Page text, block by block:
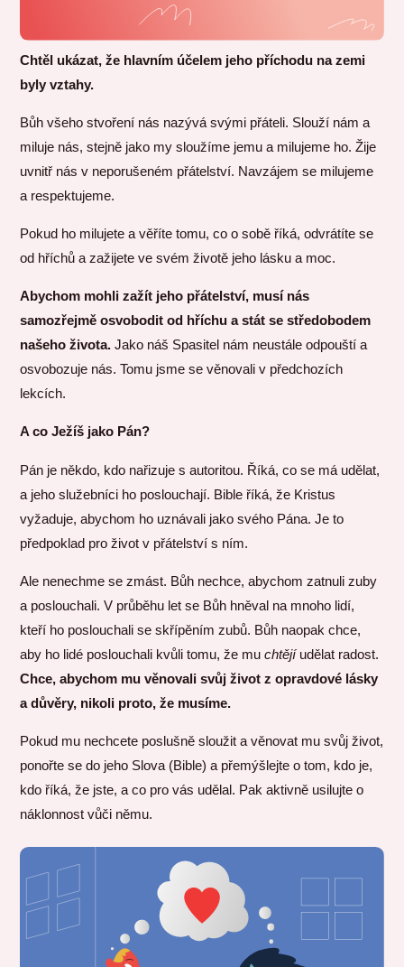
Chtěl ukázat, že hlavním účelem jeho příchodu na zemi
byly vztahy.
Bůh všeho stvoření nás nazývá svými přáteli. Slouží nám a
miluje nás, stejně jako my sloužíme jemu a milujeme ho. Žije
uvnitř nás v neporušeném přátelství. Navzájem se milujeme
a respektujeme.
Pokud ho milujete a věříte tomu, co o sobě říká, odvrátíte se
od hříchů a zažijete ve svém životě jeho lásku a moc.
Abychom mohli zažít jeho přátelství, musí nás
samozřejmě osvobodit od hříchu a stát se středobodem
našeho života. Jako náš Spasitel nám neustále odpouští a
osvobozuje nás. Tomu jsme se věnovali v předchozích
lekcích.
A co Ježíš jako Pán?
Pán je někdo, kdo nařizuje s autoritou. Říká, co se má udělat,
a jeho služebníci ho poslouchají. Bible říká, že Kristus
vyžaduje, abychom ho uznávali jako svého Pána. Je to
předpoklad pro život v přátelství s ním.
Ale nenechme se zmást. Bůh nechce, abychom zatnuli zuby
a poslouchali. V průběhu let se Bůh hněval na mnoho lidí,
kteří ho poslouchali se skřípěním zubů. Bůh naopak chce,
aby ho lidé poslouchali kvůli tomu, že muchtějíudělat radost.
Chce, abychom mu věnovali svůj život z opravdové lásky
a důvěry, nikoli proto, že musíme.
Pokud mu nechcete poslušně sloužit a věnovat mu svůj život,
ponořte se do jeho Slova (Bible) a přemýšlejte o tom, kdo je,
kdo říká, že jste, a co pro vás udělal. Pak aktivně usilujte o
náklonnost vůči němu.